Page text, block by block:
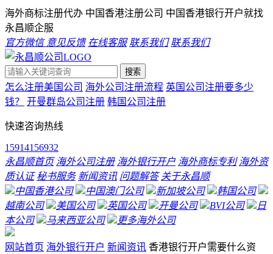
海外商标注册代办 中国香港注册公司 中国香港银行开户就找
永昌顺企服
官方微信 意见反馈 在线客服 联系我们 联系我们
搜索
怎么注册美国公司 海外公司注册流程 英国公司注册要多少
钱？
开曼群岛公司注册 韩国公司注册
快速咨询热线
15914156932
永昌顺首页 海外公司注册 海外银行开户 海外商标专利 海外资
质认证 秘书服务 新闻资讯 问题解答 关于永昌顺
中国香港公司
中国澳门公司 新加坡公司
韩国公司
越南公司
美国公司 英国公司 开曼公司 BVI公司
日
本公司
马来西亚公司 更多海外公司
网站首页 海外银行开户 新闻资讯 香港银行开户需要什么资